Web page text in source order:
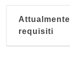
Nucleo
requisiti